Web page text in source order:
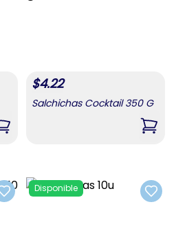
,Lomo Ahumado (5 Lb)
$4.22
Salchichas Cocktail 350 G
,
Add to favorites Add
Disponible